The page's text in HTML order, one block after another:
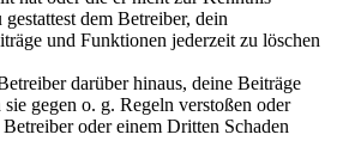
dem Betreiber, dein
und Funktionen jederzeit zu löschen
darüber hinaus, deine Beiträge
gegen o. g. Regeln verstoßen oder
oder einem Dritten Schaden